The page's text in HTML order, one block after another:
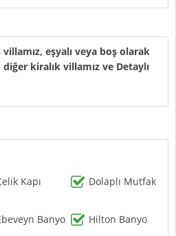
eşyalı veya boş olarak
kiralık villamız ve Detaylı
Kapı Dolaplı Mutfak
Banyo
Hilton Banyo